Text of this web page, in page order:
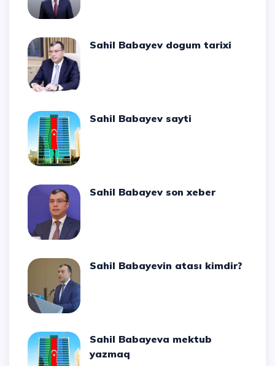
Sahil Babayev dogum tarixi
Sahil Babayev sayti
Sahil Babayev son xeber
Sahil Babayevin atası kimdir?
Sahil Babayeva mektub
yazmaq